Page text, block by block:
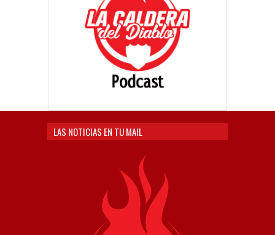
LAS NOTICIAS EN TU MAIL